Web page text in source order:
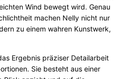
Wind bewegt wird. Genau
machen Nelly nicht nur
zu einem wahren Kunstwerk,
Ergebnis präziser Detailarbeit
Sie besteht aus einer